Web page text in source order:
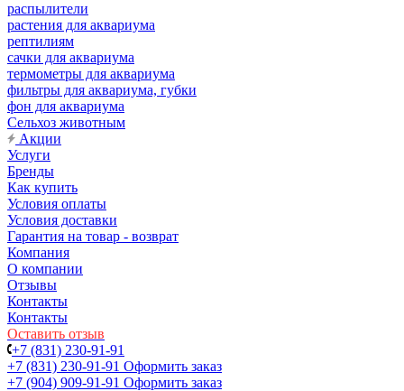
распылители
растения для аквариума
рептилиям
сачки для аквариума
термометры для аквариума
фильтры для аквариума, губки
фон для аквариума
Сельхоз животным
Акции
Услуги
Бренды
Как купить
Условия оплаты
Условия доставки
Гарантия на товар - возврат
Компания
О компании
Отзывы
Контакты
Контакты
Оставить отзыв
+7 (831) 230-91-91
+7 (831) 230-91-91 Оформить заказ
+7 (904) 909-91-91 Оформить заказ